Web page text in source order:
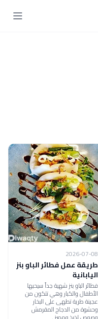
2026-07-08
طريقة عمل فطائر الباو بنز
اليابانية
فطائر الباو بنز شهية جداً سيحبها
الأطفال والكبار وهي تتكون من
عجينة طرية تطهى على البخار
وحشوة من الدجاج المقرمش